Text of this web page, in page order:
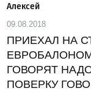
Алексей
09.08.2018
ПРИЕХАЛ НА
ГОВОРЯТ
ПОВЕРКУ